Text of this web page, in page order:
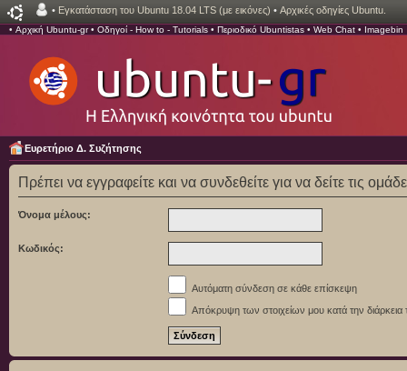
• Εγκατάσταση του Ubuntu 18.04 LTS (με εικόνες) • Αρχικές οδηγίες Ubuntu.
• Αρχική Ubuntu-gr• Οδηγοί - How to - Tutorials • Περιοδικό Ubuntistas • Web Chat • Imagebin
Ευρετήριο Δ. Συζήτησης
Πρέπει να εγγραφείτε και να συνδεθείτε για να δείτε τις
Όνομα μέλους:
Κωδικός:
Αυτόματη σύνδεση σε κάθε επίσκεψη
Απόκρυψη των στοιχείων μου κατά την διάρκεια